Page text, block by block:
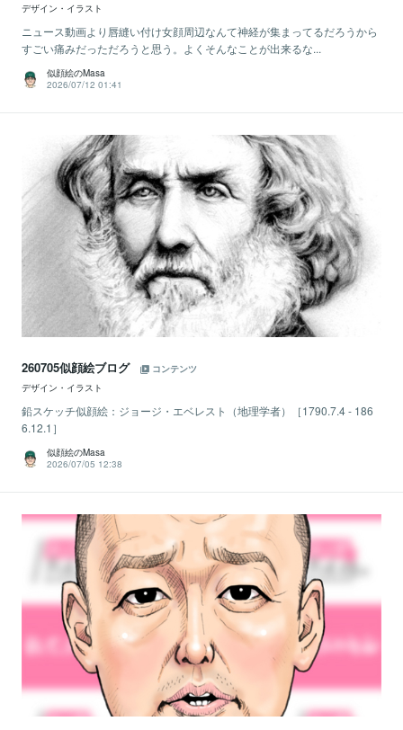
デザイン・イラスト
ニュース動画より唇縫い付け女顔周辺なんて神経が集まってるだろうから
すごい痛みだっただろうと思う。よくそんなことが出来るな...
似顔絵のMasa
2026/07/12 01:41
260705似顔絵ブログ
コンテンツ
デザイン・イラスト
鉛スケッチ似顔絵：ジョージ・エベレスト（地理学者）［1790.7.4 - 186
6.12.1］
似顔絵のMasa
2026/07/05 12:38